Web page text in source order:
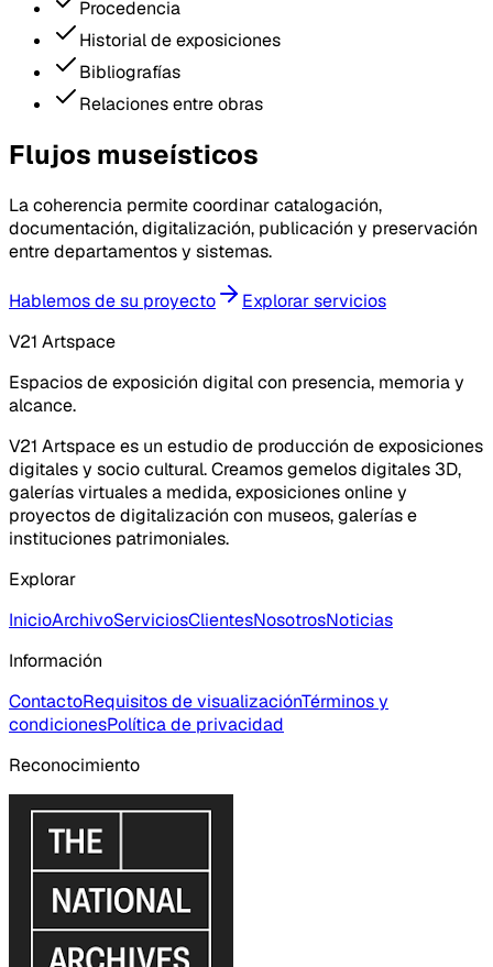
Procedencia
Historial de exposiciones
Bibliografías
Relaciones entre obras
Flujos museísticos
La coherencia permite coordinar catalogación,
documentación, digitalización, publicación y preservación
entre departamentos y sistemas.
Hablemos de su proyecto
Explorar servicios
V21 Artspace
Espacios de exposición digital con presencia, memoria y
alcance.
V21 Artspace es un estudio de producción de exposiciones
digitales y socio cultural. Creamos gemelos digitales 3D,
galerías virtuales a medida, exposiciones online y
proyectos de digitalización con museos, galerías e
instituciones patrimoniales.
Explorar
InicioArchivoServiciosClientesNosotrosNoticias
Información
ContactoRequisitos de visualizaciónTérminos y
condicionesPolítica de privacidad
Reconocimiento